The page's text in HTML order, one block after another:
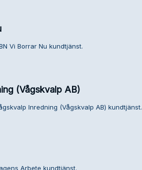
Vi Borrar Nu kundtjänst.
(Vågskvalp AB)
Inredning (Vågskvalp AB) kundtjänst.
Arbete kundtjänst.